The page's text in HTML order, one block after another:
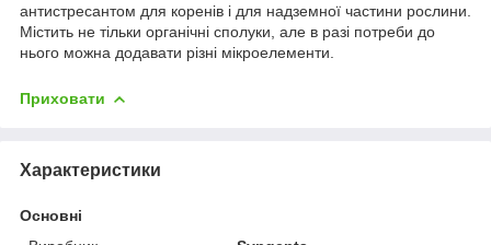
антистресантом для коренів і для надземної частини рослини.
Містить не тільки органічні сполуки, але в разі потреби до
нього можна додавати різні мікроелементи.
Приховати
Характеристики
Основні